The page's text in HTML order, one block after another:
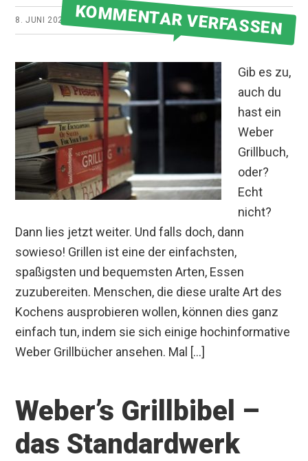
8. JUNI 2021 VONGRILLMEISTER
KOMMENTAR VERFASSEN
Gib es zu,
auch du
hast ein
Weber
Grillbuch,
oder?
Echt
nicht?
Dann lies jetzt weiter. Und falls doch, dann
sowieso! Grillen ist eine der einfachsten,
spaßigsten und bequemsten Arten, Essen
zuzubereiten. Menschen, die diese uralte Art des
Kochens ausprobieren wollen, können dies ganz
einfach tun, indem sie sich einige hochinformative
Weber Grillbücher ansehen. Mal […]
Weber’s Grillbibel –
das Standardwerk